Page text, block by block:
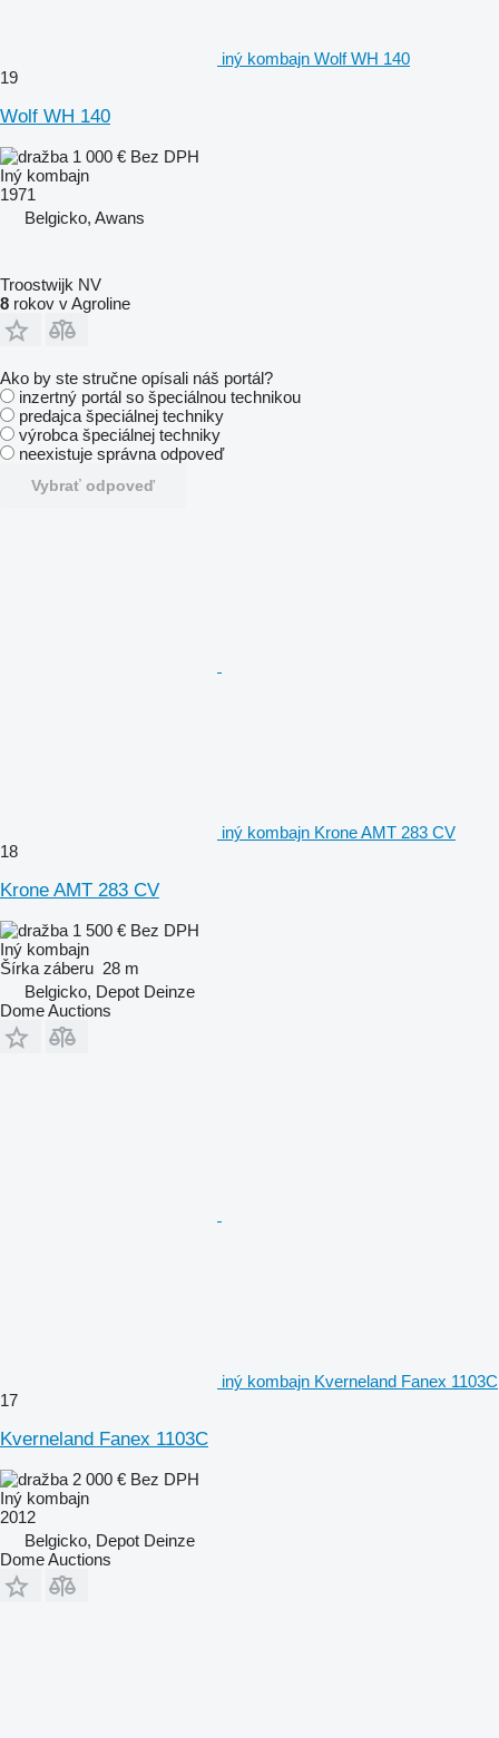
iný kombajn Wolf WH 140
19
Wolf WH 140
1 000 € Bez DPH
Iný kombajn
1971
Belgicko, Awans
Troostwijk NV
8 rokov v Agroline
Ako by ste stručne opísali náš portál?
inzertný portál so špeciálnou technikou
predajca špeciálnej techniky
výrobca špeciálnej techniky
neexistuje správna odpoveď
Vybrať odpoveď
iný kombajn Krone AMT 283 CV
18
Krone AMT 283 CV
1 500 € Bez DPH
Iný kombajn
Šírka záberu 28 m
Belgicko, Depot Deinze
Dome Auctions
iný kombajn Kverneland Fanex 1103C
17
Kverneland Fanex 1103C
2 000 € Bez DPH
Iný kombajn
2012
Belgicko, Depot Deinze
Dome Auctions